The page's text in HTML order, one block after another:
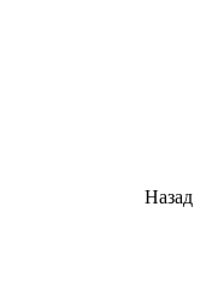
Назад